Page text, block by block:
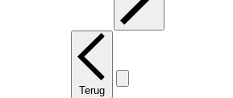
Terug